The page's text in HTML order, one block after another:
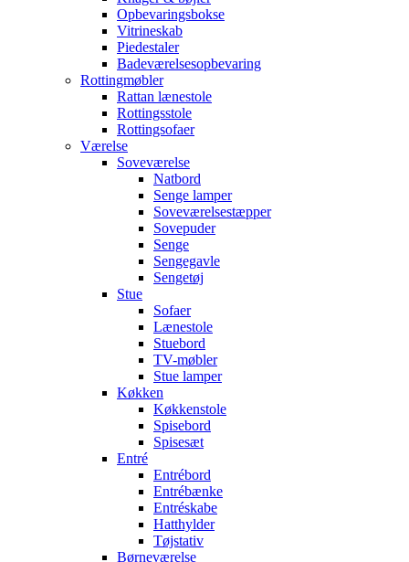
Opbevaringsbokse
Vitrineskab
Piedestaler
Badeværelsesopbevaring
Rottingmøbler
Rattan lænestole
Rottingsstole
Rottingsofaer
Værelse
Soveværelse
Natbord
Senge lamper
Soveværelsestæpper
Sovepuder
Senge
Sengegavle
Sengetøj
Stue
Sofaer
Lænestole
Stuebord
TV-møbler
Stue lamper
Køkken
Køkkenstole
Spisebord
Spisesæt
Entré
Entrébord
Entrébænke
Entréskabe
Hatthylder
Tøjstativ
Børneværelse